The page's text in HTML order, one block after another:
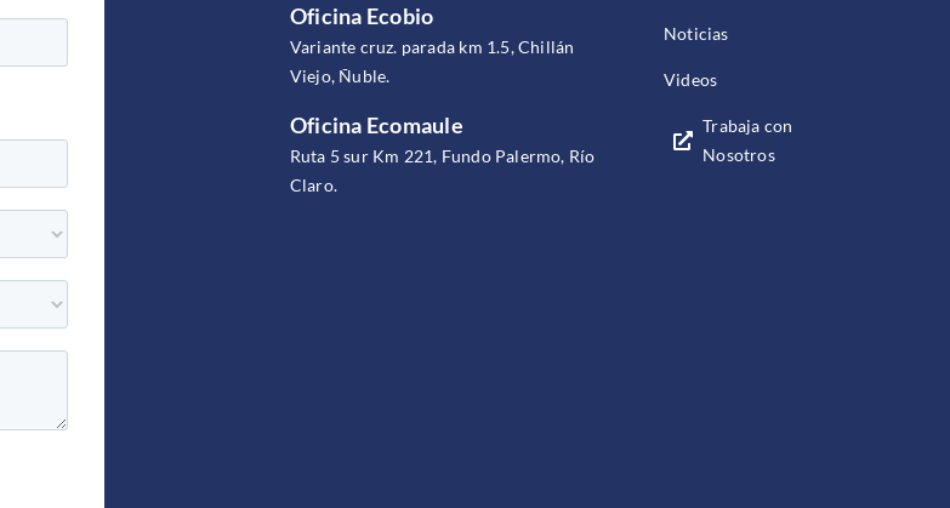
Oficina Ecobio
Variante cruz. parada km 1.5, Chillán
Viejo, Ñuble.
Oficina Ecomaule
Ruta 5 sur Km 221, Fundo Palermo, Río
Claro.
Noticias
Videos
Trabaja con
Nosotros